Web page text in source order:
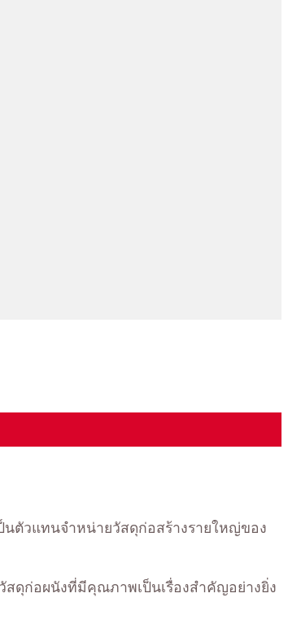
นตัวแทนจำหน่ายวัสดุก่อสร้างรายใหญ่ของ
สดุก่อผนังที่มีคุณภาพเป็นเรื่องสำคัญอย่างยิ่ง